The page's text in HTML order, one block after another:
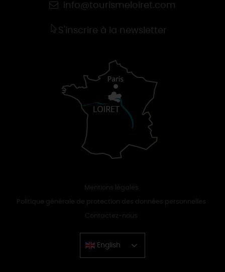
info@tourismeloiret.com
S'inscrire à la newsletter
Mentions légales
Politique générale de protection des données personnelles
Contactez-nous
English
Chinese